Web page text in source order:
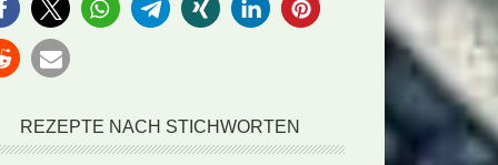
REZEPTE NACH STICHWORTEN